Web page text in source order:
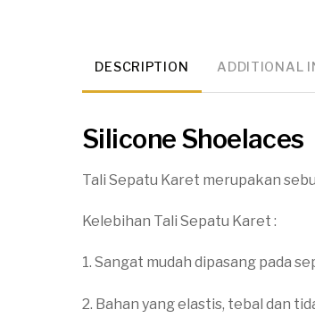
DESCRIPTION ADDITIONAL
Silicone Shoelaces
Tali Sepatu Karet merupakan
Kelebihan Tali Sepatu Karet :
1. Sangat mudah dipasang pada
2. Bahan yang elastis, tebal dan